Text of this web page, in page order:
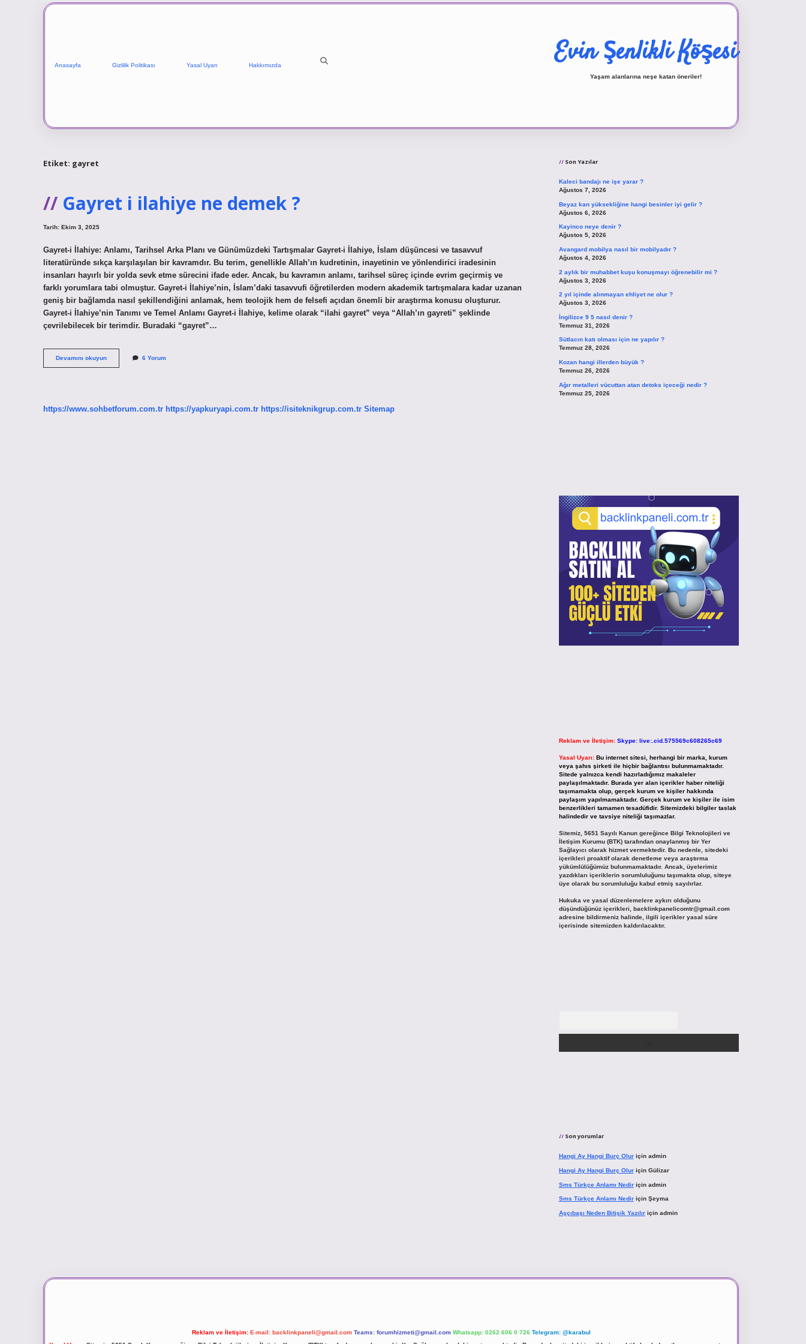
Anasayfa Gizlilik Politikası Yasal Uyarı Hakkımızda Evin Şenlikli Köşesi
Yaşam alanlarına neşe katan öneriler!
Etiket: gayret
Gayret i ilahiye ne demek ?
Tarih: Ekim 3, 2025
Gayret-i İlahiye: Anlamı, Tarihsel Arka Planı ve Günümüzdeki Tartışmalar Gayret-i İlahiye, İslam düşüncesi ve tasavvuf
literatüründe sıkça karşılaşılan bir kavramdır. Bu terim, genellikle Allah’ın kudretinin, inayetinin ve yönlendirici iradesinin
insanları hayırlı bir yolda sevk etme sürecini ifade eder. Ancak, bu kavramın anlamı, tarihsel süreç içinde evrim geçirmiş ve
farklı yorumlara tabi olmuştur. Gayret-i İlahiye’nin, İslam’daki tasavvufi öğretilerden modern akademik tartışmalara kadar uzanan
geniş bir bağlamda nasıl şekillendiğini anlamak, hem teolojik hem de felsefi açıdan önemli bir araştırma konusu oluşturur.
Gayret-i İlahiye’nin Tanımı ve Temel Anlamı Gayret-i İlahiye, kelime olarak “ilahi gayret” veya “Allah’ın gayreti” şeklinde
çevrilebilecek bir terimdir. Buradaki “gayret”…
Devamını okuyunGayret
i
6 Yorum
https://www.sohbetforum.com.tr https://yapkuryapi.com.tr https://isiteknikgrup.com.tr Sitemap
Son Yazılar
Kaleci bandajı ne işe yarar ?
Ağustos 7, 2026
Beyaz kan yüksekliğine hangi besinler iyi gelir ?
Ağustos 6, 2026
Kayinco neye denir ?
Ağustos 5, 2026
Avangard mobilya nasıl bir mobilyadır ?
Ağustos 4, 2026
2 aylık bir muhabbet kuşu konuşmayı öğrenebilir mi ?
Ağustos 3, 2026
2 yıl içinde alınmayan ehliyet ne olur ?
Ağustos 3, 2026
İngilizce 9 5 nasıl denir ?
Temmuz 31, 2026
Sütlacın katı olması için ne yapılır ?
Temmuz 28, 2026
Kozan hangi illerden büyük ?
Temmuz 26, 2026
Ağır metalleri vücuttan atan detoks içeceği nedir ?
Temmuz 25, 2026
Reklam ve İletişim: Skype: live:.cid.575569c608265c69
Yasal Uyarı: Bu internet sitesi, herhangi bir marka, kurum
veya şahıs şirketi ile hiçbir bağlantısı bulunmamaktadır.
Sitede yalnızca kendi hazırladığımız makaleler
paylaşılmaktadır. Burada yer alan içerikler haber niteliği
taşımamakta olup, gerçek kurum ve kişiler hakkında
paylaşım yapılmamaktadır. Gerçek kurum ve kişiler ile isim
benzerlikleri tamamen tesadüfidir. Sitemizdeki bilgiler taslak
halindedir ve tavsiye niteliği taşımazlar.
Sitemiz, 5651 Sayılı Kanun gereğince Bilgi Teknolojileri ve
İletişim Kurumu (BTK) tarafından onaylanmış bir Yer
Sağlayıcı olarak hizmet vermektedir. Bu nedenle, sitedeki
içerikleri proaktif olarak denetleme veya araştırma
yükümlülüğümüz bulunmamaktadır. Ancak, üyelerimiz
yazdıkları içeriklerin sorumluluğunu taşımakta olup, siteye
üye olarak bu sorumluluğu kabul etmiş sayılırlar.
Hukuka ve yasal düzenlemelere aykırı olduğunu
düşündüğünüz içerikleri, backlinkpanelicomtr@gmail.com
adresine bildirmeniz halinde, ilgili içerikler yasal süre
içerisinde sitemizden kaldırılacaktır.
Son yorumlar
Hangi Ay Hangi Burç Oluriçin admin
Hangi Ay Hangi Burç Oluriçin Gülizar
Sms Türkçe Anlamı Nediriçin admin
Sms Türkçe Anlamı Nediriçin Şeyma
Aşçıbaşı Neden Bitişik Yazılıriçin admin
Reklam ve İletişim: E-mail: backlinkpaneli@gmail.com Teams: forumhizmeti@gmail.com Whatsapp: 0262 606 0 726 Telegram: @karabul